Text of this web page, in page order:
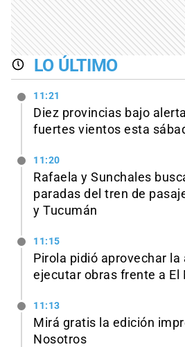
LO ÚLTIMO
11:21
Diez provincias bajo
fuertes vientos esta
11:20
Rafaela y Sunchales
paradas del tren de
y Tucumán
11:15
Pirola pidió aprovechar
ejecutar obras frente a El
11:13
Mirá gratis la edición
Nosotros